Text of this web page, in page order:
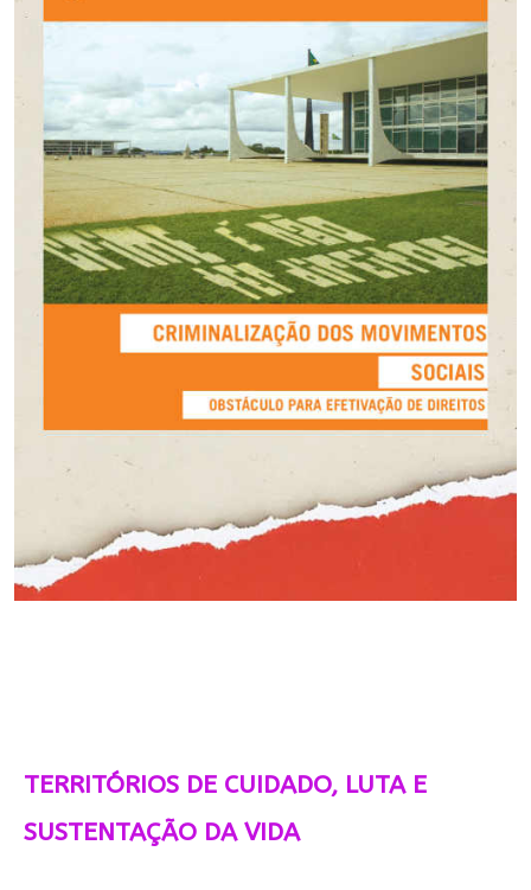
TERRITÓRIOS DE CUIDADO, LUTA E
SUSTENTAÇÃO DA VIDA